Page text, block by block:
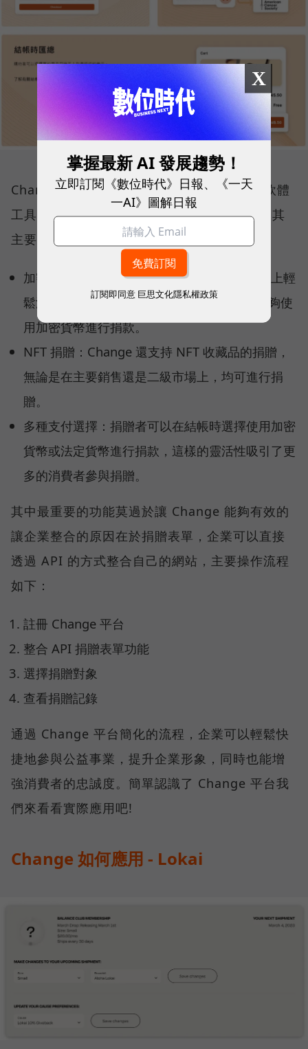
Change 平台專注於提供一套基於 Web3 的軟體
工具，幫助品牌和非營利組織簡化捐贈過程。其
主要功能包括：
加密貨幣捐贈表單：非營利組織可以在其網站上輕
鬆添加“用加密貨幣捐贈”的表單，讓捐贈者能夠使
用加密貨幣進行捐款。
NFT 捐贈：Change 還支持 NFT 收藏品的捐贈，
無論是在主要銷售還是二級市場上，均可進行捐
贈。
多種支付選擇：捐贈者可以在結帳時選擇使用加密
貨幣或法定貨幣進行捐款，這樣的靈活性吸引了更
多的消費者參與捐贈。
其中最重要的功能莫過於讓 Change 能夠有效的
讓企業整合的原因在於捐贈表單，企業可以直接
透過 API 的方式整合自己的網站，主要操作流程
如下：
註冊 Change 平台
整合 API 捐贈表單功能
選擇捐贈對象
查看捐贈記錄
通過 Change 平台簡化的流程，企業可以輕鬆快
捷地參與公益事業，提升企業形象，同時也能增
強消費者的忠誠度。簡單認識了 Change 平台我
們來看看實際應用吧!
Change 如何應用 - Lokai
X
掌握最新 AI 發展趨勢！
立即訂閱《數位時代》日報、《一天
一AI》圖解日報
訂閱即同意 巨思文化隱私權政策